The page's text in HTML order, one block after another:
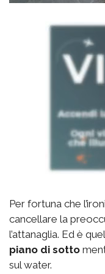
Per fortuna che
cancellare la
l’attanaglia. Ed è
piano di sotto
sul water.